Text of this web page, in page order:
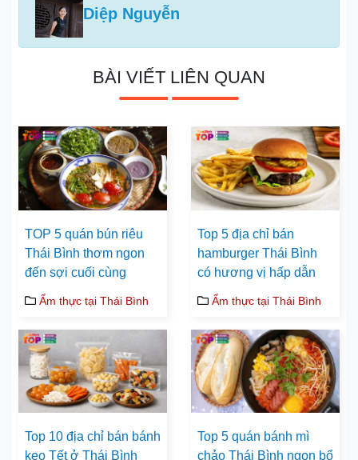
Diệp Nguyễn
BÀI VIẾT LIÊN QUAN
TOP 5 quán bún riêu
Thái Bình thơm ngon
đến sợi cuối cùng
Ẩm thực tại Thái Bình
Top 5 địa chỉ bán
hamburger Thái Bình
có hương vị hấp dẫn
Ẩm thực tại Thái Bình
Top 10 địa chỉ bán bánh
kẹo Tết ở Thái Bình
Top 5 quán bánh mì
chảo Thái Bình ngon bổ